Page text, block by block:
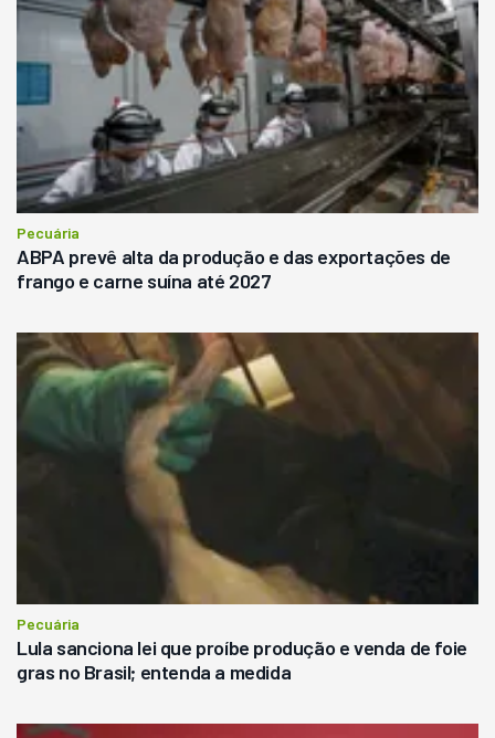
Pecuária
ABPA prevê alta da produção e das exportações de
frango e carne suína até 2027
Pecuária
Lula sanciona lei que proíbe produção e venda de foie
gras no Brasil; entenda a medida